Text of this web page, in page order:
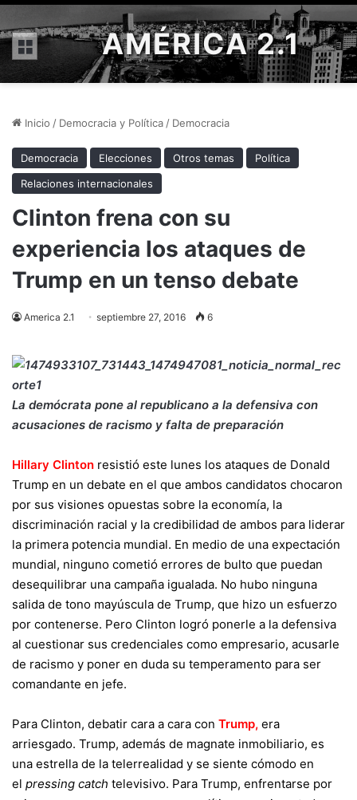
Menú AMÉRICA 2.1
Inicio / Democracia y Política / Democracia
Democracia Elecciones Otros temas
Política
Relaciones internacionales
Clinton frena con su
experiencia los ataques de
Trump en un tenso debate
America 2.1 septiembre 27, 2016 6
La demócrata pone al republicano a la defensiva con
acusaciones de racismo y falta de preparación
Hillary Clinton resistió este lunes los ataques de Donald
Trump en un debate en el que ambos candidatos chocaron
por sus visiones opuestas sobre la economía, la
discriminación racial y la credibilidad de ambos para liderar
la primera potencia mundial. En medio de una expectación
mundial, ninguno cometió errores de bulto que puedan
desequilibrar una campaña igualada. No hubo ninguna
salida de tono mayúscula de Trump, que hizo un esfuerzo
por contenerse. Pero Clinton logró ponerle a la defensiva
al cuestionar sus credenciales como empresario, acusarle
de racismo y poner en duda su temperamento para ser
comandante en jefe.
Para Clinton, debatir cara a cara con Trump, era
arriesgado. Trump, además de magnate inmobiliario, es
una estrella de la telerrealidad y se siente cómodo en
el pressing catch televisivo. Para Trump, enfrentarse por